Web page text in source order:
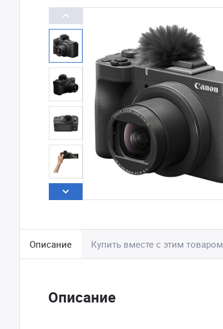
Описание Купить вместе с этим товаром
Описание